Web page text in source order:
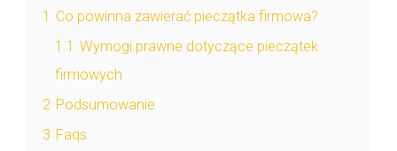
1 Co powinna zawierać pieczątka firmowa?
1.1 Wymogi prawne dotyczące pieczątek
firmowych
2 Podsumowanie
3 Faqs